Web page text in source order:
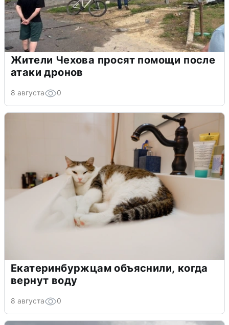
Жители Чехова просят помощи после
атаки дронов
8 августа 0
Екатеринбуржцам объяснили, когда
вернут воду
8 августа 0